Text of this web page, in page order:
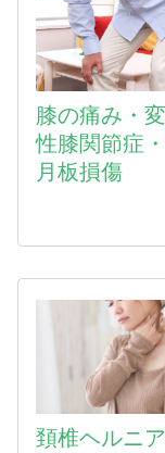
膝の痛み・
性膝関節症
月板損傷
頚椎ヘルニア